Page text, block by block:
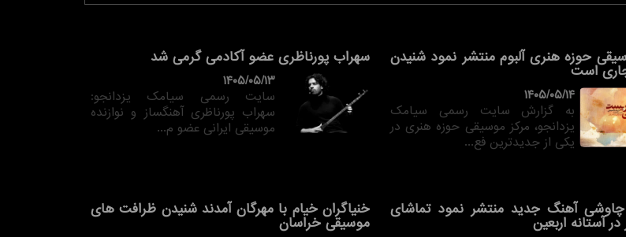
حوزه هنری آلبوم منتشر نمود شنیدن
است
۱۴۰۵/۰۵/۱۴
به گزارش سایت رسمی سیامک
یزدانجو، مرکز موسیقی حوزه هنری در
یکی از جدیدترین فع...
سهراب پورناظری عضو آکادمی گرمی شد
۱۴۰۵/۰۵/۱۳
سایت رسمی سیامک یزدانجو:
سهراب پورناظری آهنگساز و نوازنده
موسیقی ایرانی عضو م...
آهنگ جدید منتشر نمود تماشای
آستانه اربعین
خنیاگران خیام با مهرگان آمدند شنیدن ظرافت های
موسیقی خراسان